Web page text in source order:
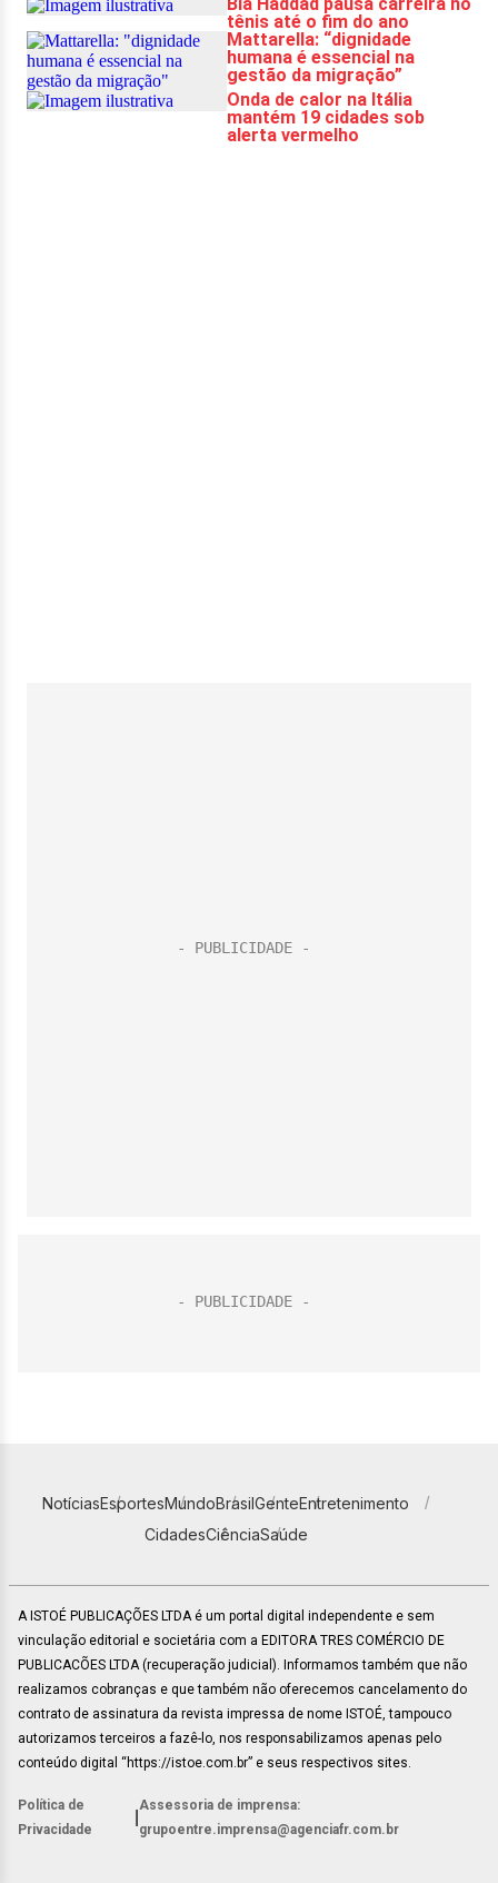
NotíciasEsportesMundoBrasilGenteEntretenimento
CidadesCiênciaSaúde
A ISTOÉ PUBLICAÇÕES LTDA é um portal digital independente e sem
vinculação editorial e societária com a EDITORA TRES COMÉRCIO DE
PUBLICACÕES LTDA (recuperação judicial). Informamos também que não
realizamos cobranças e que também não oferecemos cancelamento do
contrato de assinatura da revista impressa de nome ISTOÉ, tampouco
autorizamos terceiros a fazê-lo, nos responsabilizamos apenas pelo
conteúdo digital “https://istoe.com.br” e seus respectivos sites.
Política de
Privacidade
Assessoria de imprensa:
grupoentre.imprensa@agenciafr.com.br